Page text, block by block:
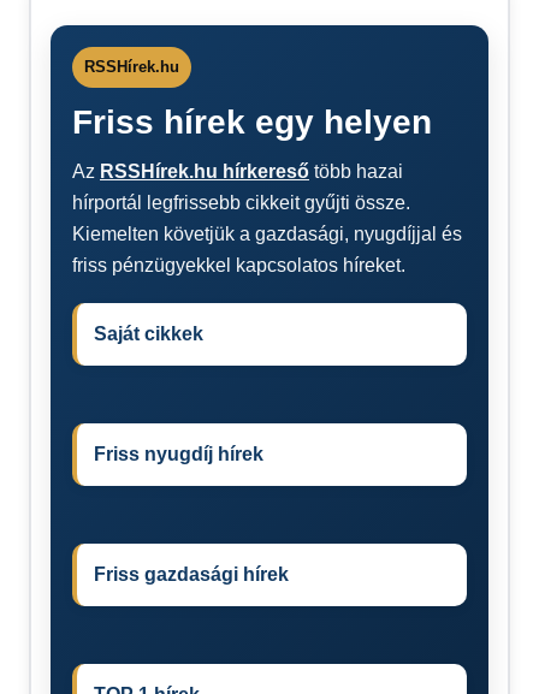
RSSHírek.hu
Friss hírek egy helyen
Az RSSHírek.hu hírkereső több hazai
hírportál legfrissebb cikkeit gyűjti össze.
Kiemelten követjük a gazdasági, nyugdíjjal és
friss pénzügyekkel kapcsolatos híreket.
Saját cikkek
Friss nyugdíj hírek
Friss gazdasági hírek